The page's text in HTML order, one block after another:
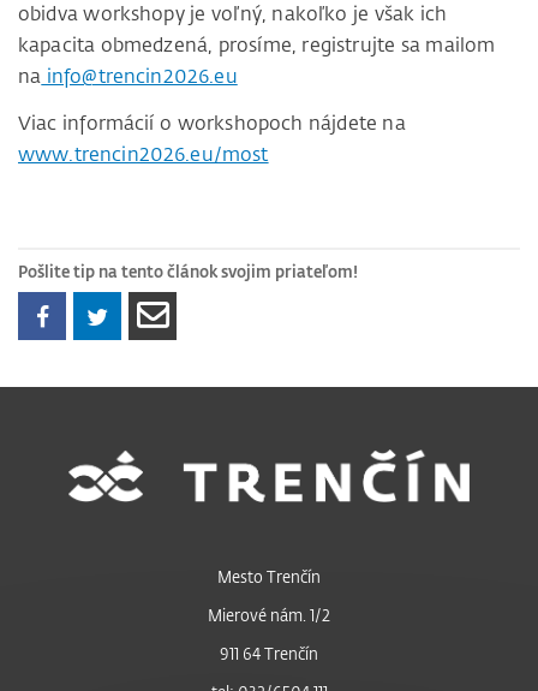
obidva workshopy je voľný, nakoľko je však ich
kapacita obmedzená, prosíme, registrujte sa mailom
na info@trencin2026.eu
Viac informácií o workshopoch nájdete na
www.trencin2026.eu/most
Pošlite tip na tento článok svojim priateľom!
Mesto Trenčín
Mierové nám. 1/2
911 64 Trenčín